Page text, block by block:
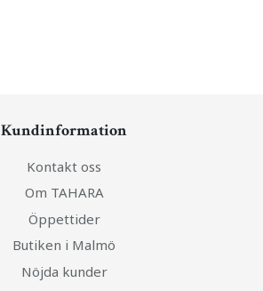
Kundinformation
Kontakt oss
Om TAHARA
Öppettider
Butiken i Malmö
Nöjda kunder